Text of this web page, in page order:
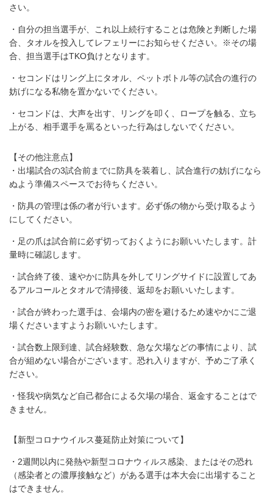
さい。
・自分の担当選手が、これ以上続行することは危険と判断した場
合、タオルを投入してレフェリーにお知らせください。※その場
合、担当選手はTKO負けとなります。
・セコンドはリング上にタオル、ペットボトル等の試合の進行の
妨げになる私物を置かないでください。
・セコンドは、大声を出す、リングを叩く、ロープを触る、立ち
上がる、相手選手を罵るといった行為はしないでください。
【その他注意点】
・出場試合の3試合前までに防具を装着し、試合進行の妨げになら
ぬよう準備スペースでお待ちください。
・防具の管理は係の者が行います。必ず係の物から受け取るよう
にしてください。
・足の爪は試合前に必ず切っておくようにお願いいたします。計
量時に確認します。
・試合終了後、速やかに防具を外してリングサイドに設置してあ
るアルコールとタオルで清掃後、返却をお願いいたします。
・試合が終わった選手は、会場内の密を避けるため速やかにご退
場くださいますようお願いいたします。
・試合数上限到達、試合経験数、急な欠場などの事情により、試
合が組めない場合がございます。恐れ入りますが、予めご了承く
ださい。
・怪我や病気など自己都合による欠場の場合、返金することはで
きません。
【新型コロナウイルス蔓延防止対策について】
・2週間以内に発熱や新型コロナウィルス感染、またはその恐れ
（感染者との濃厚接触など）がある選手は本大会に出場すること
はできません。